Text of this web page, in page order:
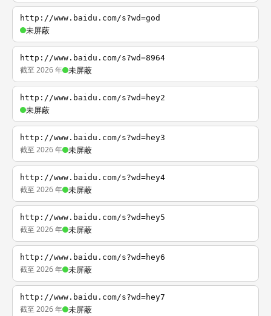
http://www.baidu.com/s?wd=god
未屏蔽
http://www.baidu.com/s?wd=8964
截至 2026 年 未屏蔽
http://www.baidu.com/s?wd=hey2
未屏蔽
http://www.baidu.com/s?wd=hey3
截至 2026 年 未屏蔽
http://www.baidu.com/s?wd=hey4
截至 2026 年 未屏蔽
http://www.baidu.com/s?wd=hey5
截至 2026 年 未屏蔽
http://www.baidu.com/s?wd=hey6
截至 2026 年 未屏蔽
http://www.baidu.com/s?wd=hey7
截至 2026 年 未屏蔽